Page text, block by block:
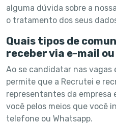
alguma dúvida sobre a
o tratamento dos seus
Quais tipos de
receber via e-mail
Ao se candidatar nas
permite que a Recrutei e
representantes da
você pelos meios que você
telefone ou Whatsapp.